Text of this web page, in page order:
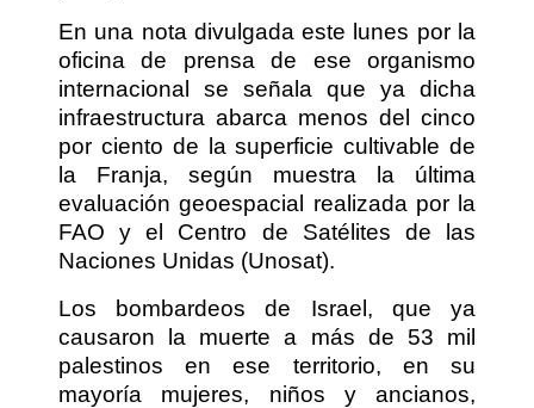
En una nota divulgada este lunes por la
oficina de prensa de ese organismo
internacional se señala que ya dicha
infraestructura abarca menos del cinco
por ciento de la superficie cultivable de
la Franja, según muestra la última
evaluación geoespacial realizada por la
FAO y el Centro de Satélites de las
Naciones Unidas (Unosat).
Los bombardeos de Israel, que ya
causaron la muerte a más de 53 mil
palestinos en ese territorio, en su
mayoría mujeres, niños y ancianos,